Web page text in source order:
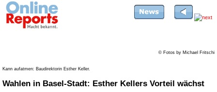
© Fotos by Michael Fritschi
Kann aufatmen: Baudirektorin Esther Keller.
Wahlen in Basel-Stadt: Esther Kellers Vorteil wächst